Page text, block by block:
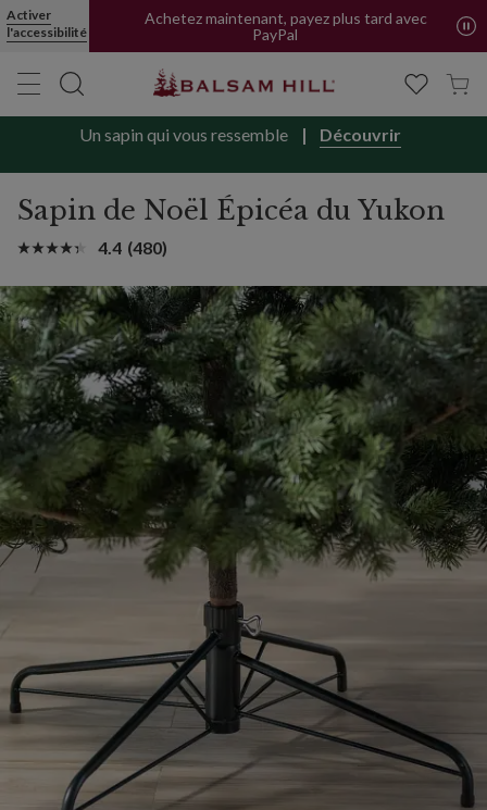
Activer
l'accessibilité
Achetez maintenant, payez plus tard avec
PayPal
Un sapin qui vous ressemble Découvrir
Sapin de Noël Épicéa du Yukon
4.4 (480)